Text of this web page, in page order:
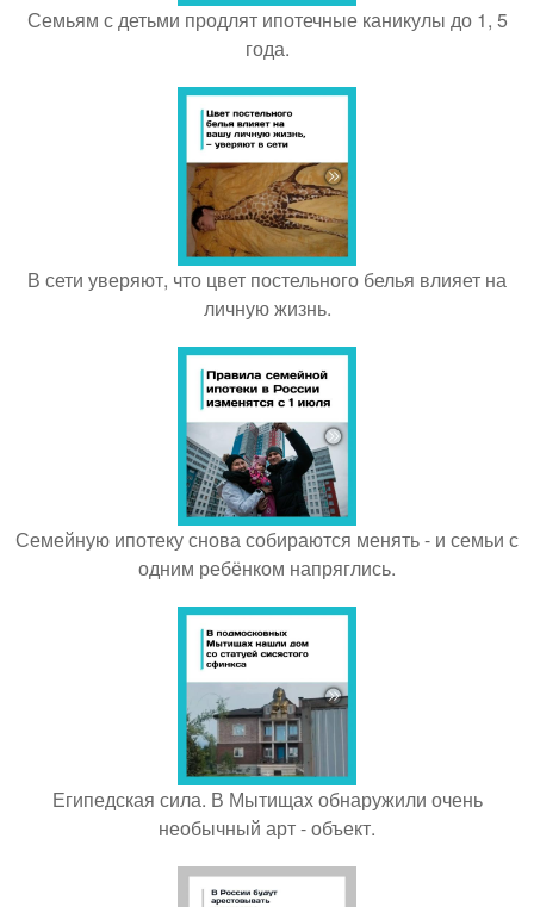
Семьям с детьми продлят ипотечные каникулы до 1, 5
года.
В сети уверяют, что цвет постельного белья влияет на
личную жизнь.
Семейную ипотеку снова собираются менять - и семьи с
одним ребёнком напряглись.
Египедская сила. В Мытищах обнаружили очень
необычный арт - объект.